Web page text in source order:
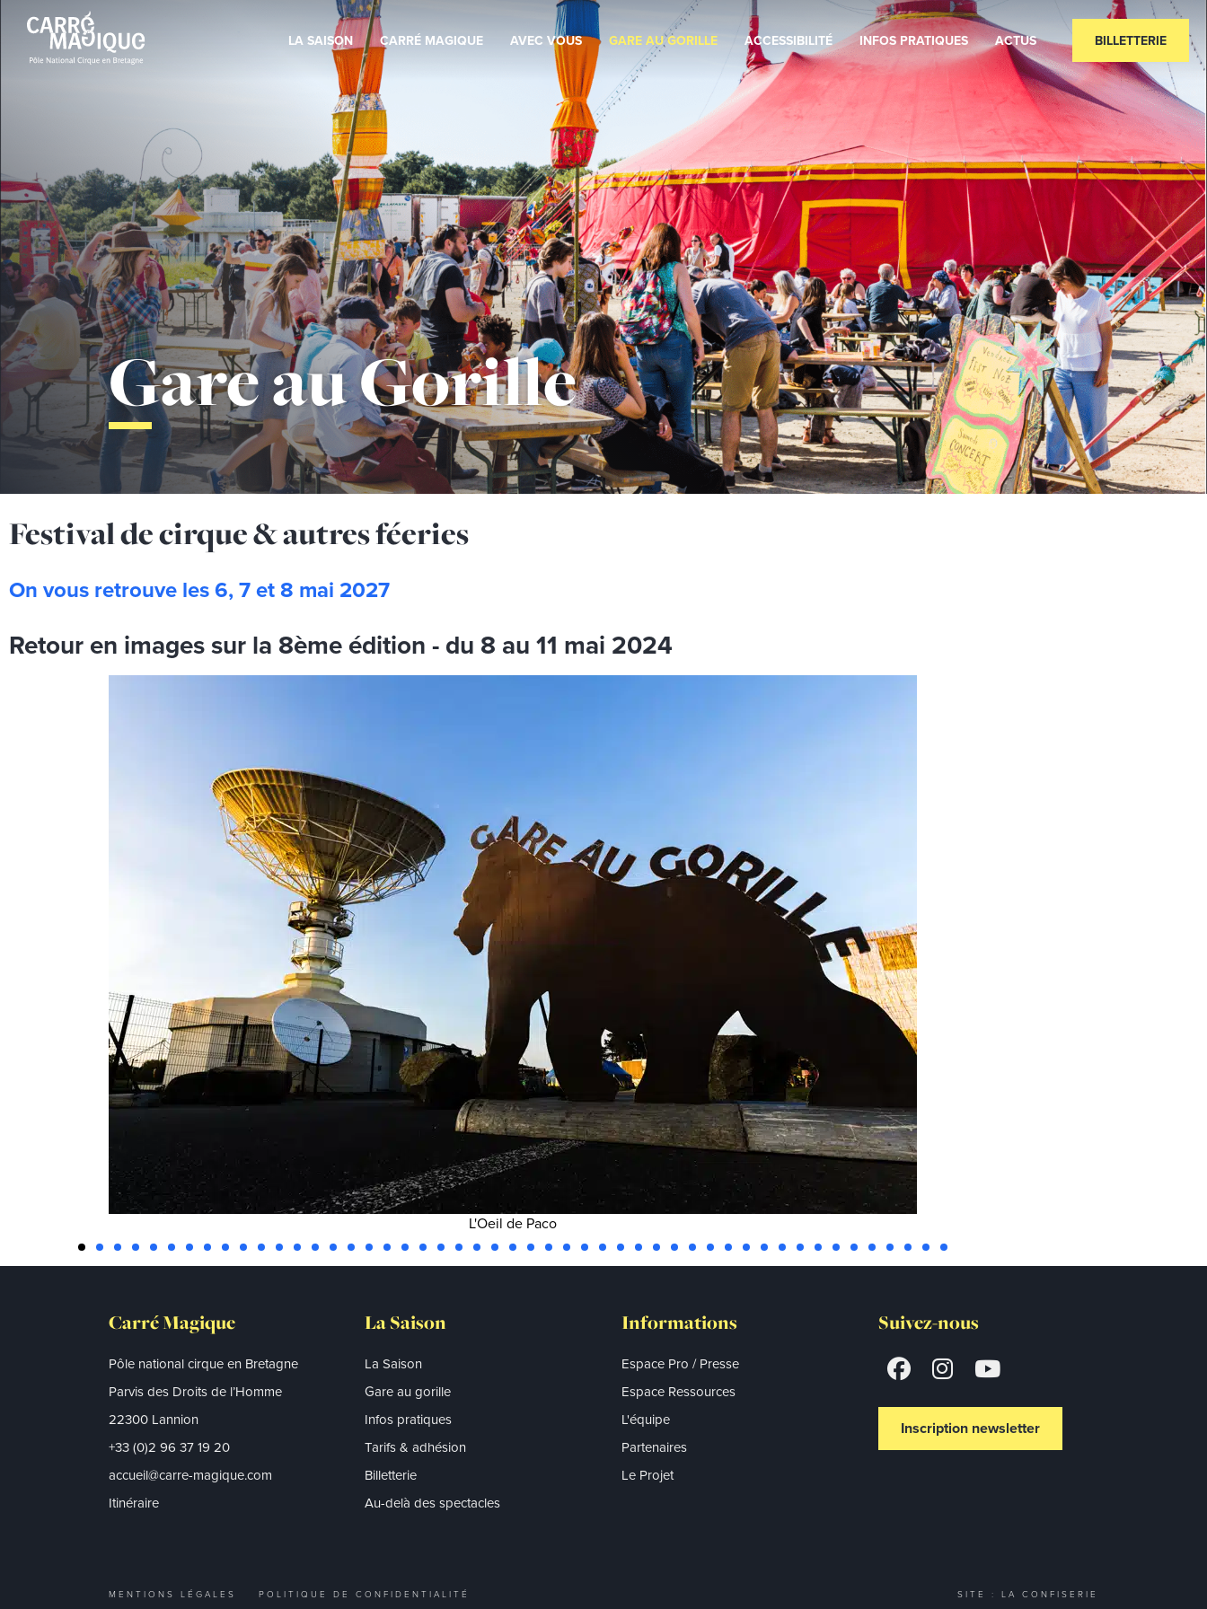
LA SAISON CARRÉ MAGIQUE AVEC VOUS GARE AU GORILLE ACCESSIBILITÉ INFOS PRATIQUES ACTUS BILLETTERIE
Gare au Gorille
Festival de cirque & autres féeries
On vous retrouve les 6, 7 et 8 mai 2027
Retour en images sur la 8ème édition - du 8 au 11 mai 2024
L'Oeil de Paco
Carré Magique
Pôle national cirque en Bretagne
Parvis des Droits de l’Homme
22300 Lannion
+33 (0)2 96 37 19 20
accueil@carre-magique.com
Itinéraire
La Saison
La Saison
Gare au gorille
Infos pratiques
Tarifs & adhésion
Billetterie
Au-delà des spectacles
Informations
Espace Pro / Presse
Espace Ressources
L'équipe
Partenaires
Le Projet
Suivez-nous
Inscription newsletter
MENTIONS LÉGALES POLITIQUE DE CONFIDENTIALITÉ SITE : LA CONFISERIE